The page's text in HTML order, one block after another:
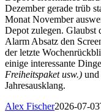
Dezember gerade trüb
Monat November
Depot zulegen. Glaubst
Alarm Absatz den
der letzte
einige interessante
Freiheitspaket usw.) und
Jahresausklang.
Alex Fischer2026-07-